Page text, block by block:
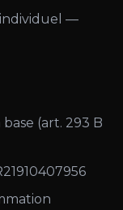
—
(art. 293 B